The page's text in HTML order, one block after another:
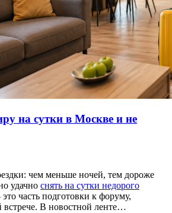
на сутки в Москве и не
чем меньше ночей, тем дороже
удачно снять на сутки недорого
часть подготовки к форуму,
встрече. В новостной ленте…